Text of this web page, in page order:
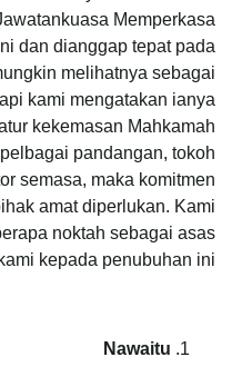
Memperkasa
dan dianggap tepat pada
melihatnya sebagai
kami mengatakan ianya
kekemasan Mahkamah
pandangan, tokoh
semasa, maka komitmen
amat diperlukan. Kami
noktah sebagai asas
kepada penubuhan ini.
Nawaitu